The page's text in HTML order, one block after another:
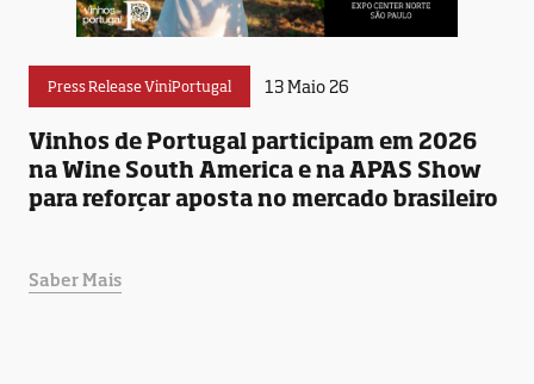
Press Release ViniPortugal 13 Maio 26
Vinhos de Portugal participam em 2026
na Wine South America e na APAS Show
para reforçar aposta no mercado brasileiro
Saber Mais